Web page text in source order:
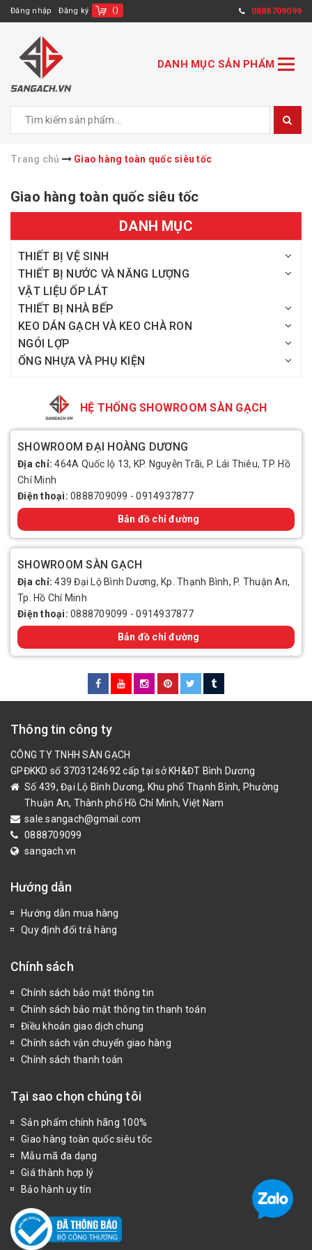
Đăng nhập Đăng ký () 0888709099
DANH MỤC SẢN PHẨM
Trang chủ Giao hàng toàn quốc siêu tốc
Giao hàng toàn quốc siêu tốc
DANH MỤC
THIẾT BỊ VỆ SINH
THIẾT BỊ NƯỚC VÀ NĂNG LƯỢNG
VẬT LIỆU ỐP LÁT
THIẾT BỊ NHÀ BẾP
KEO DÁN GẠCH VÀ KEO CHÀ RON
NGÓI LỢP
ỐNG NHỰA VÀ PHỤ KIỆN
HỆ THỐNG SHOWROOM SÀN GẠCH
SHOWROOM ĐẠI HOÀNG DƯƠNG
Địa chỉ:464A Quốc lộ 13, KP. Nguyễn Trãi, P. Lái Thiêu, TP. Hồ
Chí Minh
Điện thoại: 0888709099 -0914937877
Bản đồ chỉ đường
SHOWROOM SÀN GẠCH
Địa chỉ:439 Đại Lộ Bình Dương, Kp. Thạnh Bình, P. Thuận An,
Tp. Hồ Chí Minh
Điện thoại: 0888709099 -0914937877
Bản đồ chỉ đường
Thông tin công ty
CÔNG TY TNHH SÀN GẠCH
GPĐKKD số 3703124692 cấp tại sở KH&ĐT Bình Dương
Số 439, Đại Lộ Bình Dương, Khu phố Thạnh Bình, Phường
Thuận An, Thành phố Hồ Chí Minh, Việt Nam
sale.sangach@gmail.com
0888709099
sangach.vn
Hướng dẫn
Hướng dẫn mua hàng
Quy định đổi trả hàng
Chính sách
Chính sách bảo mật thông tin
Chính sách bảo mật thông tin thanh toán
Điều khoản giao dịch chung
Chính sách vận chuyển giao hàng
Chính sách thanh toán
Tại sao chọn chúng tôi
Sản phẩm chính hãng 100%
Giao hàng toàn quốc siêu tốc
Mẫu mã đa dạng
Giá thành hợp lý
Bảo hành uy tín